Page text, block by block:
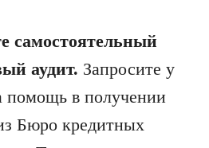
самостоятельный
аудит. Запросите у
помощь в получении
Бюро кредитных